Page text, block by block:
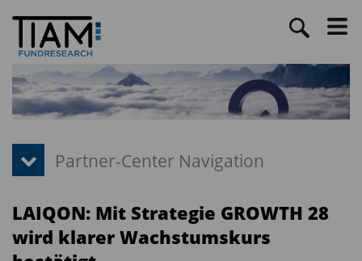
LAIQON: Mit Strategie GROWTH 28
wird klarer Wachstumskurs